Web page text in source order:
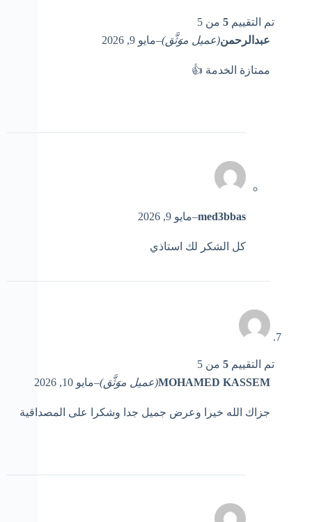
تم التقييم 5من 5
عبدالرحمن(عميل موَثَّق)–مايو 9, 2026
ممتازة الخدمة 👍
med3bbas
–مايو 9, 2026
كل الشكر لك استاذي
تم التقييم 5من 5
MOHAMED KASSEM(عميل موَثَّق)–مايو 10, 2026
جزاك الله خيرا وعرض جميل جدا وشكرا على المصداقية